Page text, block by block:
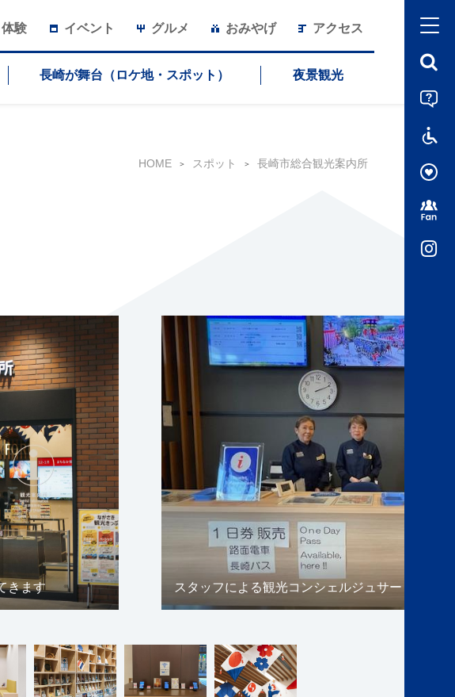
体験 イベント グルメ おみやげ アクセス
長崎が舞台（ロケ地・スポット） 夜景観光
HOME スポット 長崎市総合観光案内所
きます スタッフによる観光コンシェルジュサービス